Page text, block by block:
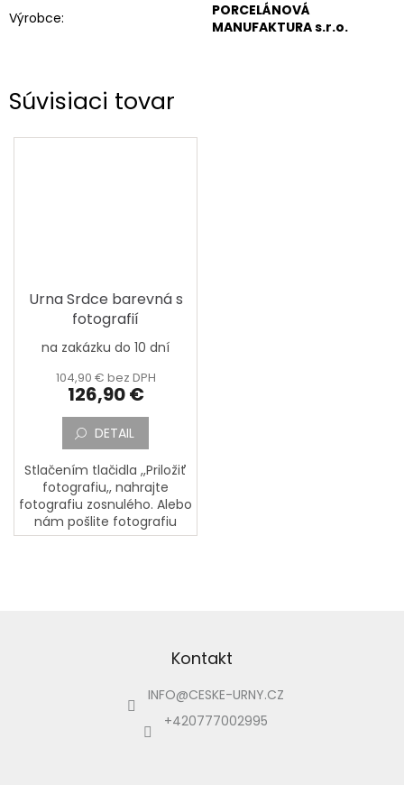
Súvisiaci tovar
Urna Srdce barevná s
fotografií
na zakázku do 10 dní
104,90 € bez DPH
126,90 €
DETAIL
Stlačením tlačidla ,,Priložiť
fotografiu,, nahrajte
fotografiu zosnulého. Alebo
nám pošlite fotografiu
zosnulého poštou na
Výrobce:
PORCELÁNOVÁ
MANUFAKTURA s.r.o.
Kontakt
INFO@CESKE-URNY.CZ
+420777002995